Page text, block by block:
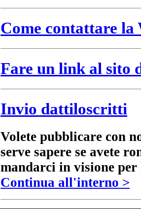
Come contattare
Fare un link al sito
Invio dattiloscritti
Volete pubblicare con
serve sapere se avete
mandarci in visione
Continua all'interno >